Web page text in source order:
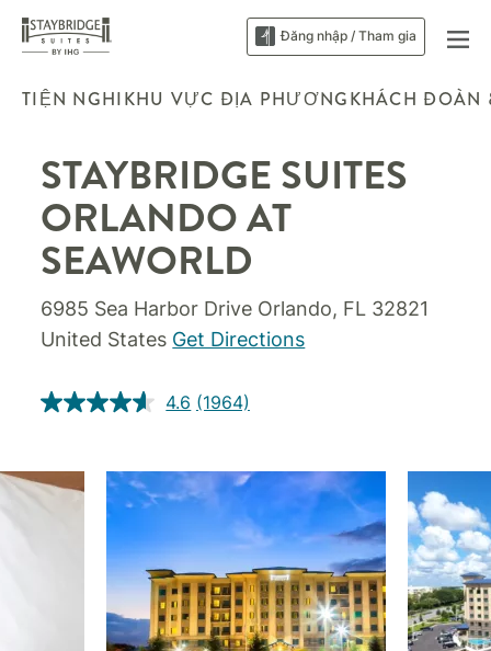
Đăng nhập / Tham gia
TIỆN NGHIKHU VỰC ĐỊA PHƯƠNGKHÁCH ĐOÀN
STAYBRIDGE SUITES
ORLANDO AT
SEAWORLD
6985 Sea Harbor Drive Orlando, FL 32821
United States Get Directions
4.6 (1964)